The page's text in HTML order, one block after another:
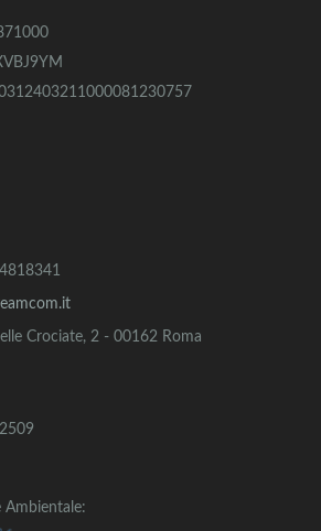
Crociate, 2 - 00162 Roma
Ambientale: